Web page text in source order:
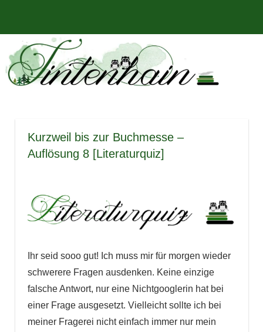
springen
Tintenhain
–
Der
Rezensionen
und
mehr
Kurzweil bis zur Buchmesse –
Auflösung 8 [Literaturquiz]
Ihr seid sooo gut! Ich muss mir für morgen wieder
schwerere Fragen ausdenken. Keine einzige
falsche Antwort, nur eine Nichtgooglerin hat bei
einer Frage ausgesetzt. Vielleicht sollte ich bei
meiner Fragerei nicht einfach immer nur mein